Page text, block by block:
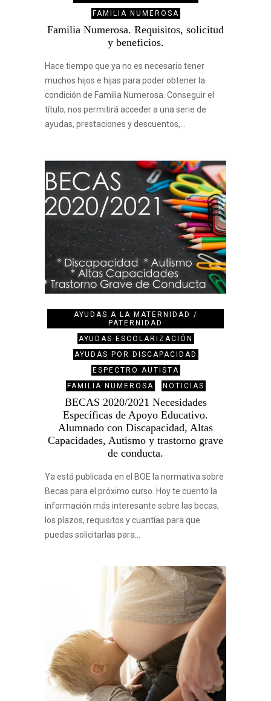
FAMILIA NUMEROSA
Familia Numerosa. Requisitos, solicitud
y beneficios.
Hace tiempo que ya no es necesario tener
muchos hijos e hijas para poder obtener la
condición de Familia Numerosa. Conseguir el
título, nos permitirá acceder a una serie de
ayudas, prestaciones y descuentos,…
AYUDAS A LA MATERNIDAD /
PATERNIDAD
AYUDAS ESCOLARIZACIÓN
AYUDAS POR DISCAPACIDAD
ESPECTRO AUTISTA
FAMILIA NUMEROSA
NOTICIAS
BECAS 2020/2021 Necesidades
Específicas de Apoyo Educativo.
Alumnado con Discapacidad, Altas
Capacidades, Autismo y trastorno grave
de conducta.
Ya está publicada en el BOE la normativa sobre
Becas para el próximo curso. Hoy te cuento la
información más interesante sobre las becas,
los plazos, requisitos y cuantías para que
puedas solicitarlas para…